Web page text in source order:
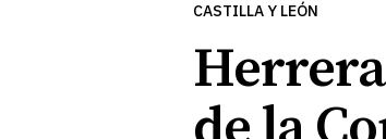
CASTILLA Y LEÓN